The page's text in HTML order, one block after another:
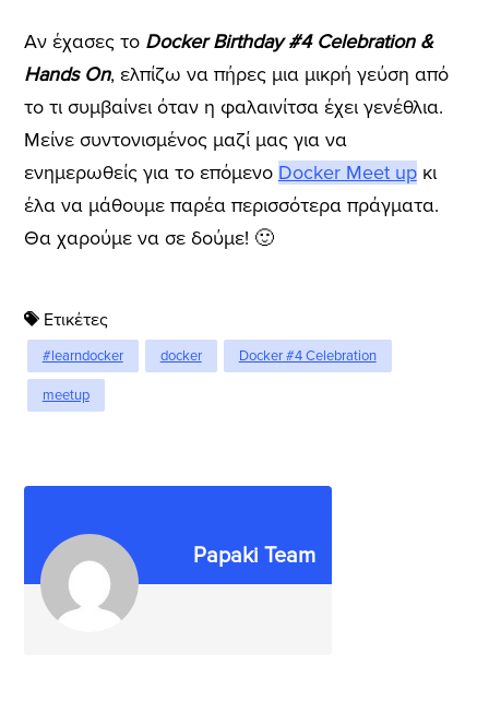
Αν έχασες το Docker Birthday #4 Celebration &
Hands On, ελπίζω να πήρες μια μικρή γεύση από
το τι συμβαίνει όταν η φαλαινίτσα έχει γενέθλια.
Μείνε συντονισμένος μαζί μας για να
ενημερωθείς για το επόμενο Docker Meet upκι
έλα να μάθουμε παρέα περισσότερα πράγματα.
Θα χαρούμε να σε δούμε! 🙂
Ετικέτες
#learndocker docker Docker #4 Celebration
meetup
Papaki Team